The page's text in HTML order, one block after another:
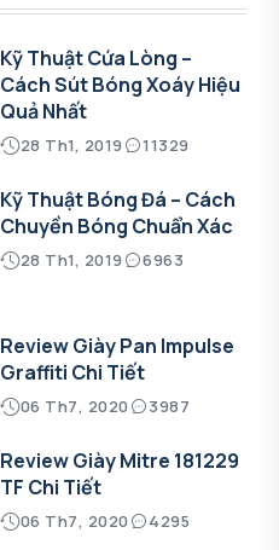
Kỹ Thuật Cứa Lòng –
Cách Sút Bóng Xoáy Hiệu
Quả Nhất
28 Th1, 2019 11329
Kỹ Thuật Bóng Đá – Cách
Chuyền Bóng Chuẩn Xác
28 Th1, 2019 6963
Review Giày Pan Impulse
Graffiti Chi Tiết
06 Th7, 2020 3987
Review Giày Mitre 181229
TF Chi Tiết
06 Th7, 2020 4295